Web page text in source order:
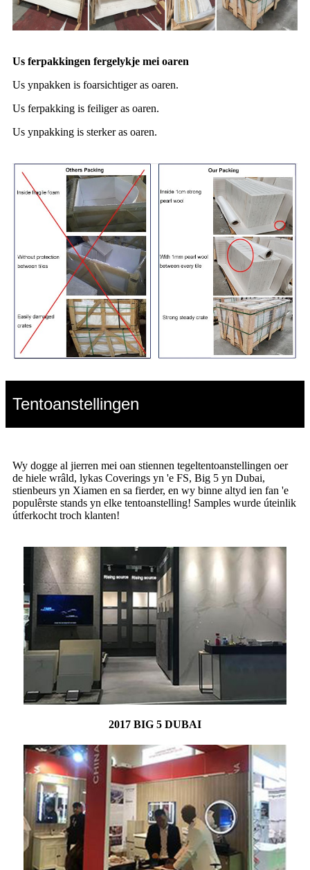
Us ferpakkingen fergelykje mei oaren
Us ynpakken is foarsichtiger as oaren.
Us ferpakking is feiliger as oaren.
Us ynpakking is sterker as oaren.
Tentoanstellingen
Wy dogge al jierren mei oan stiennen tegeltentoanstellingen oer
de hiele wrâld, lykas Coverings yn 'e FS, Big 5 yn Dubai,
stienbeurs yn Xiamen en sa fierder, en wy binne altyd ien fan 'e
populêrste stands yn elke tentoanstelling! Samples wurde úteinlik
útferkocht troch klanten!
2017 BIG 5 DUBAI